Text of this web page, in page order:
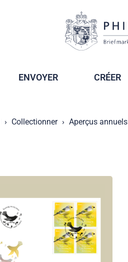
ENVOYER CRÉER
Collectionner Aperçus annuels